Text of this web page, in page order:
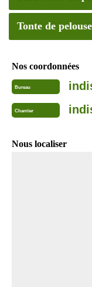
Tonte de
Nos coordonnées
Bureau
Chantier
Nous localiser